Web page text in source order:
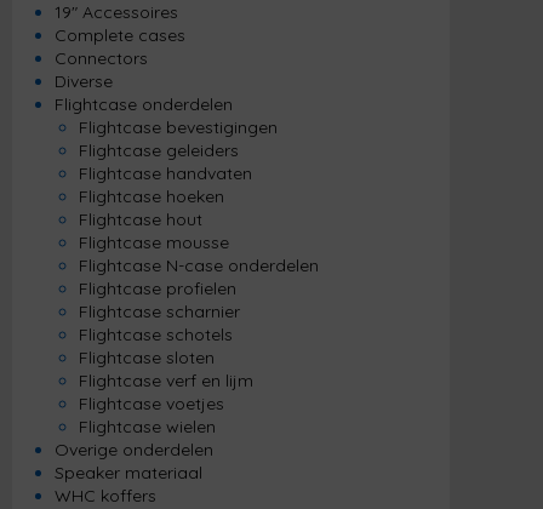
19" Accessoires
Complete cases
Connectors
Diverse
Flightcase onderdelen
Flightcase bevestigingen
Flightcase geleiders
Flightcase handvaten
Flightcase hoeken
Flightcase hout
Flightcase mousse
Flightcase N-case onderdelen
Flightcase profielen
Flightcase scharnier
Flightcase schotels
Flightcase sloten
Flightcase verf en lijm
Flightcase voetjes
Flightcase wielen
Overige onderdelen
Speaker materiaal
WHC koffers